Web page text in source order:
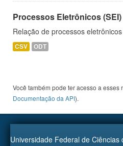
Processos Eletrônicos (SEI)
Relação de processos
CSV ODT
Você também pode ter acesso a esses
Documentação da API).
Universidade Federal de